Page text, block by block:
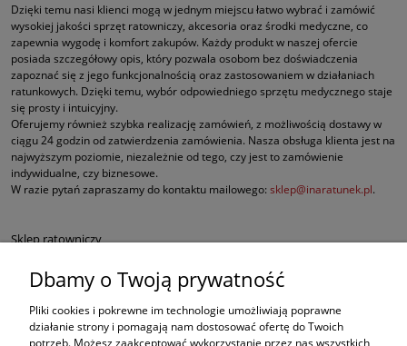
Dzięki temu nasi klienci mogą w jednym miejscu łatwo wybrać i zamówić
wysokiej jakości sprzęt ratowniczy, akcesoria oraz środki medyczne, co
zapewnia wygodę i komfort zakupów. Każdy produkt w naszej ofercie
posiada szczegółowy opis, który pozwala osobom bez doświadczenia
zapoznać się z jego funkcjonalnością oraz zastosowaniem w działaniach
ratunkowych. Dzięki temu, wybór odpowiedniego sprzętu medycznego staje
się prosty i intuicyjny.
Oferujemy również szybka realizację zamówień, z możliwością dostawy w
ciągu 24 godzin od zatwierdzenia zamówienia. Nasza obsługa klienta jest na
najwyższym poziomie, niezależnie od tego, czy jest to zamówienie
indywidualne, czy biznesowe.
W razie pytań zapraszamy do kontaktu mailowego: sklep@inaratunek.pl.
Sklep ratowniczy
Defibrylatory AED
Fantomy RKO
Dbamy o Twoją prywatność
Pliki cookies i pokrewne im technologie umożliwiają poprawne
działanie strony i pomagają nam dostosować ofertę do Twoich
potrzeb. Możesz zaakceptować wykorzystanie przez nas wszystkich